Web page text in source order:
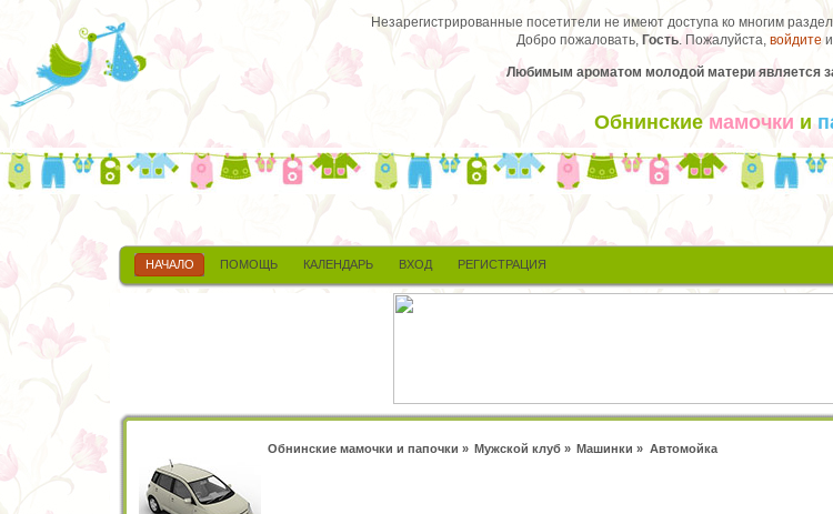
Незарегистрированные посетители не имеют доступа ко многим
Добро пожаловать, Гость. Пожалуйста, войдите
Любимым ароматом молодой матери является
Обнинские мамочки и
НАЧАЛО ПОМОЩЬ КАЛЕНДАРЬ ВХОД РЕГИСТРАЦИЯ
Обнинские мамочки и папочки » Мужской клуб» Машинки » Автомойка